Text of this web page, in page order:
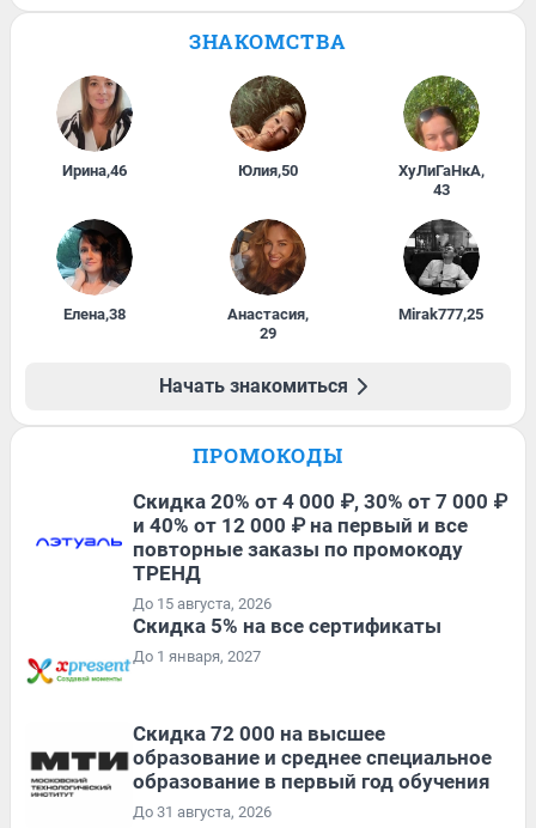
ЗНАКОМСТВА
Ирина,46 Юлия,50 ХуЛиГаНкА,
43
Елена,38 Анастасия,
29
Mirak777,25
Начать знакомиться
ПРОМОКОДЫ
Скидка 20% от 4 000 ₽, 30% от 7 000 ₽
и 40% от 12 000 ₽ на первый и все
повторные заказы по промокоду
ТРЕНД
До 15 августа, 2026
Скидка 5% на все сертификаты
До 1 января, 2027
Скидка 72 000 на высшее
образование и среднее специальное
образование в первый год обучения
До 31 августа, 2026